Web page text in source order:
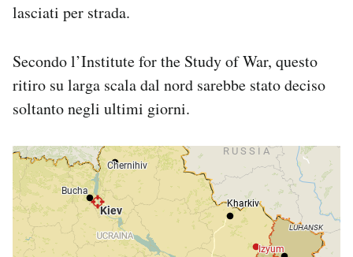
lasciati per strada.
Secondo l’Institute for the Study of War, questo
ritiro su larga scala dal nord sarebbe stato deciso
soltanto negli ultimi giorni.